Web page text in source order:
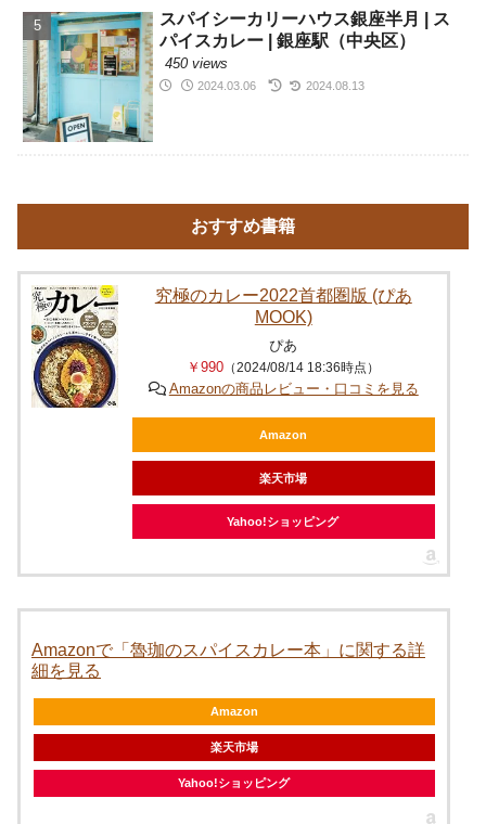
スパイシーカリーハウス銀座半月 | ス
パイスカレー | 銀座駅（中央区）
450 views
2024.03.06 2024.08.13
おすすめ書籍
究極のカレー2022首都圏版 (ぴあ
MOOK)
ぴあ
￥990 （2024/08/14 18:36時点）
Amazonの商品レビュー・口コミを見る
Amazon
楽天市場
Yahoo!ショッピング
Amazonで「魯珈のスパイスカレー本」に関する詳
細を見る
Amazon
楽天市場
Yahoo!ショッピング